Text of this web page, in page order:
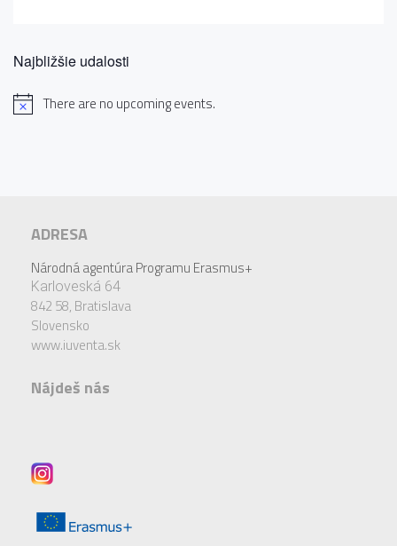
Najbližšie udalosti
There are no upcoming events.
ADRESA
Národná agentúra Programu Erasmus+
Karloveská 64
842 58, Bratislava
Slovensko
www.iuventa.sk
Nájdeš nás